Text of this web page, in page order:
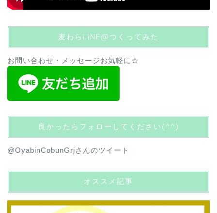
麦わらLINE@つくってみた
お問い合わせ・メッセージお気軽に☆
良かったらフォローしてください(^^)
@OyabinCobunGrjさんのツイート
オススメ記事